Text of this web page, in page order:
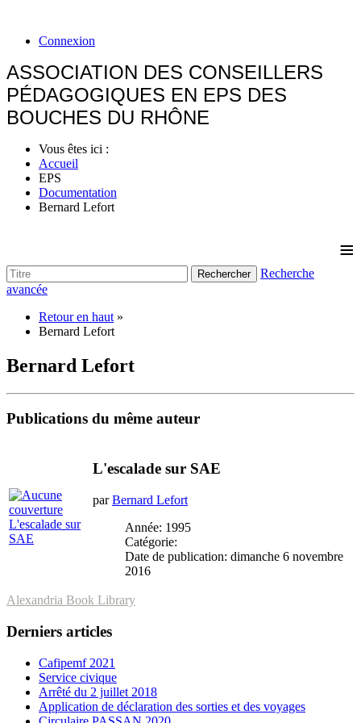
Connexion
ASSOCIATION DES CONSEILLERS
PÉDAGOGIQUES EN EPS DES
BOUCHES DU RHÔNE
Vous êtes ici :
Accueil
EPS
Documentation
Bernard Lefort
≡
Rechercher
Recherche
avancée
Retour en haut »
Bernard Lefort
Bernard Lefort
Publications du même auteur
L'escalade sur SAE
parBernard Lefort
Année: 1995
Catégorie:
Date de publication: dimanche 6 novembre
2016
Alexandria Book Library
Derniers articles
Cafipemf 2021
Service civique
Arrêté du 2 juillet 2018
Application de déclaration des sorties et des voyages